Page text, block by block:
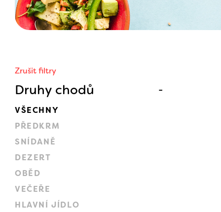
Zrušit filtry
Druhy chodů
VŠECHNY
PŘEDKRM
SNÍDANĚ
DEZERT
OBĚD
VEČEŘE
HLAVNÍ JÍDLO